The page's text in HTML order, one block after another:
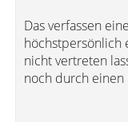
Das verfassen
höchstpersönlich
nicht vertreten
noch durch einen